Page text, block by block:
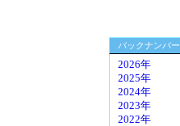
バックナンバー
2026年
2025年
2024年
2023年
2022年